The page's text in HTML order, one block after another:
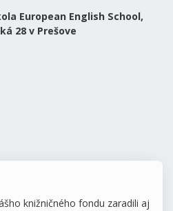
European English School,
28 v Prešove
knižničného fondu zaradili aj